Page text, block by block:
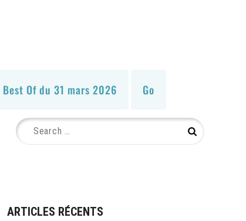
Best Of du 31 mars 2026 Go
Search
for:
Search
ARTICLES RÉCENTS